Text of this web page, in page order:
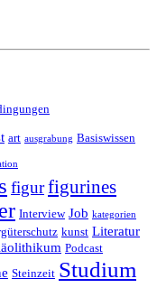
art ausgrabung Basiswissen
figurfigurines
Interview Job kategorien
kunst Literatur
Podcast
Steinzeit Studium